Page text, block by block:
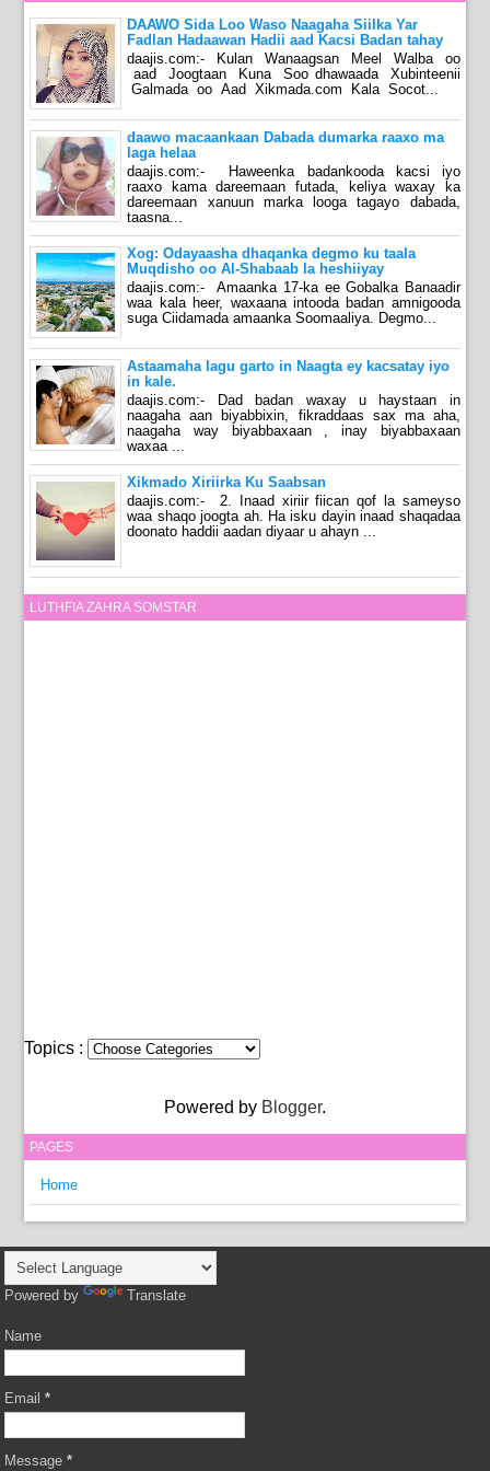
DAAWO Sida Loo Waso Naagaha Siilka Yar
Fadlan Hadaawan Hadii aad Kacsi Badan tahay
daajis.com:- Kulan Wanaagsan Meel Walba oo
aad Joogtaan Kuna Soo dhawaada Xubinteenii
Galmada oo Aad Xikmada.com Kala Socot...
daawo macaankaan Dabada dumarka raaxo ma
laga helaa
daajis.com:- Haweenka badankooda kacsi iyo
raaxo kama dareemaan futada, keliya waxay ka
dareemaan xanuun marka looga tagayo dabada,
taasna...
Xog: Odayaasha dhaqanka degmo ku taala
Muqdisho oo Al-Shabaab la heshiiyay
daajis.com:- Amaanka 17-ka ee Gobalka Banaadir
waa kala heer, waxaana intooda badan amnigooda
suga Ciidamada amaanka Soomaaliya. Degmo...
Astaamaha lagu garto in Naagta ey kacsatay iyo
in kale.
daajis.com:- Dad badan waxay u haystaan in
naagaha aan biyabbixin, fikraddaas sax ma aha,
naagaha way biyabbaxaan , inay biyabbaxaan
waxaa ...
Xikmado Xiriirka Ku Saabsan
daajis.com:- 2. Inaad xiriir fiican qof la sameyso
waa shaqo joogta ah. Ha isku dayin inaad shaqadaa
doonato haddii aadan diyaar u ahayn ...
LUTHFIA ZAHRA SOMSTAR
Topics :
Powered by Blogger.
PAGES
Home
Powered by Translate
Name
Email*
Message*